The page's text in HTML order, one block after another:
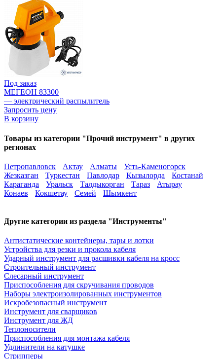
Под заказ
МЕГЕОН 83300
— электрический распылитель
Запросить цену
В корзину
Товары из категории "Прочий инструмент" в других
регионах
Петропавловск Актау Алматы
Усть-Каменогорск
Жезказган
Туркестан Павлодар Кызылорда
Костанай
Караганда
Уральск Талдыкорган Тараз
Атырау
Конаев
Кокшетау Семей Шымкент
Другие категории из раздела "Инструменты"
Антистатические контейнеры, тары и лотки
Устройства для резки и прокола кабеля
Ударный инструмент для расшивки кабеля на кросс
Строительный инструмент
Слесарный инструмент
Приспособления для скручивания проводов
Наборы электроизолированных инструментов
Искробезопасный инструмент
Инструмент для сварщиков
Инструмент для ЖД
Теплоносители
Приспособления для монтажа кабеля
Удлинители на катушке
Стрипперы